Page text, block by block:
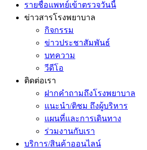
รายชื่อแพทย์เข้าตรวจวันนี้
ข่าวสารโรงพยาบาล
กิจกรรม
ข่าวประชาสัมพันธ์
บทความ
วีดีโอ
ติดต่อเรา
ฝากคำถามถึงโรงพยาบาล
แนะนำ/ติชม ถึงผู้บริหาร
แผนที่และการเดินทาง
ร่วมงานกับเรา
บริการ/สินค้าออนไลน์